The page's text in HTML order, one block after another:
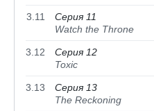
3.11
Серия 11
Watch the Throne
3.12
Серия 12
Toxic
3.13
Серия 13
The Reckoning